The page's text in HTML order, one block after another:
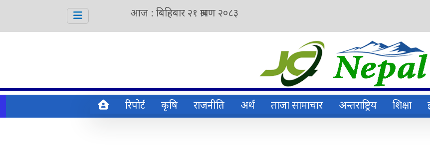
आज : बिहिबार २१ श्रावण २०८३
रिपोर्ट कृषि राजनीति अर्थ ताजा सामाचार अन्तराष्ट्रिय शिक्षा